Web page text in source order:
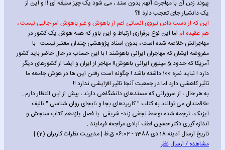
پیوند زدن آن با مهاجرت آنهم بدون سند ، می شود یک چیز سلیقه ای !! و این از
یک دانشیار جای تعجب دارد !!؟
این که از دست دادن نیروی انسانی اعم از باهوش و غیر باهوش امر جالبی نیست ،
هم عقیده ام اما این نوع برقراری ارتباط و این باور که همه هوش یک کشور در
مهاجرانش خلاصه شده است ، بدون اسناد پژوهشی چندان معتبر نیست . با
مفروضه ایشان که مهاجران ایرانی باهوشند ! با این حساب در حال حاضر باید کشور
آمریکا که حدود 5 میلیون ایرانی باهوش!! مهاجر از ایران و ایضا از کشورهای دیگر
دارد ! نباید نمره 100 داشته باشد ! چگونه است رفتن این ها در هوش جامعه ما
تاثیر کاهشی دارد اما در جمعیت آنجا تاثیر افزایشی ندارد !!
به هر حال ، از سرورانی که مسندهای دانشگاهی دارند ، بیش از این انتظار دارم .
علاقمندان می توانند به کتاب " کاربردهای بجا و نابجای روان شناسی " تالیف
آیزنک ، ترجمه شده توسط نجفی زند- شریفی یا فصل یازدهم کتاب سنجش و
اندازه گیری دکتر حسین لطف آبادی مراجعه فرمایند .
تاریخ ارسال آدینه 18 دی 1388 - 06:02 ق.ظ | مدیریت نظرات کاربران (2) |
مشاهده / ارسال نظر